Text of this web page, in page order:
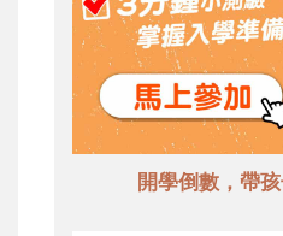
開學倒數，帶